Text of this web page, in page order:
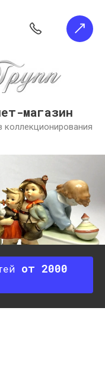
магазин
коллекционирования
бронзы